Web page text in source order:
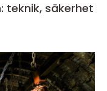
teknik, säkerhet